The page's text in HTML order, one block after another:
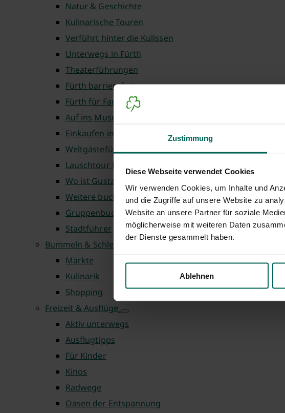
Zustimmung
Diese Webseite verwendet Cookies
Wir verwenden Cookies, um Inhalte und
und die Zugriffe auf unsere Website zu
Website an unsere Partner für soziale
möglicherweise mit weiteren Daten
der Dienste gesammelt haben.
Ablehnen
Natur & Geschichte
Kulinarische Touren
Verführt hinter die Kulissen
Unterwegs in Fürth
Theaterführungen
Fürth barrierefrei
Fürth für Familien
Auf ins Museum
Einkaufen in Fürth
Weltgästeführertag
Lauschtour Fürth
Wo ist Gustav
Weitere buchbare Führungen
Gruppenbuchung
Stadtführer
Bummeln & Schlemmen
Märkte
Kulinarik
Shopping
Freizeit & Ausflüge
Aktiv unterwegs
Ausflugtipps
Für Kinder
Kinos
Radwege
Oasen der Entspannung